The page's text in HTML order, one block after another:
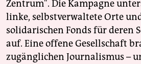
Zentrum". Die Kampagne
linke, selbstverwaltete Orte
solidarischen Fonds für deren
auf. Eine offene Gesellschaft
zugänglichen Journalismus –